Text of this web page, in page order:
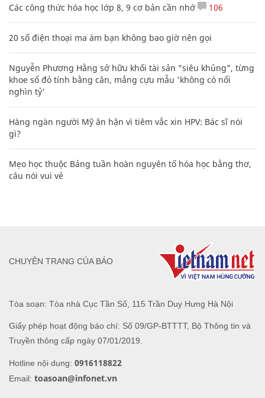
Các công thức hóa học lớp 8, 9 cơ bản cần nhớ 106
20 số điện thoại ma ám bạn không bao giờ nên gọi
Nguyễn Phương Hằng sở hữu khối tài sản "siêu khủng", từng
khoe sổ đỏ tính bằng cân, mắng cựu mẫu 'không có nổi
nghìn tỷ'
Hàng ngàn người Mỹ ân hận vì tiêm vắc xin HPV: Bác sĩ nói
gì?
Mẹo học thuộc Bảng tuần hoàn nguyên tố hóa học bằng thơ,
câu nói vui vẻ
Tòa soạn: Tòa nhà Cục Tần Số, 115 Trần Duy Hưng Hà Nội
Giấy phép hoạt động báo chí: Số 09/GP-BTTTT, Bộ Thông tin và
Truyền thông cấp ngày 07/01/2019.
Hotline nội dung: 0916118822
Email: toasoan@infonet.vn
CHUYÊN TRANG CỦA BÁO